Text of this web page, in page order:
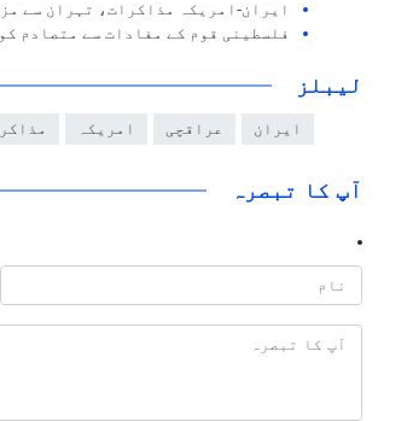
ایران-امریکہ مذاکرات، تہران سے
فلسطینی قوم کے مفادات سے متصادم
لیبلز
ایران عراقچی امریکہ
آپ کا تبصرہ